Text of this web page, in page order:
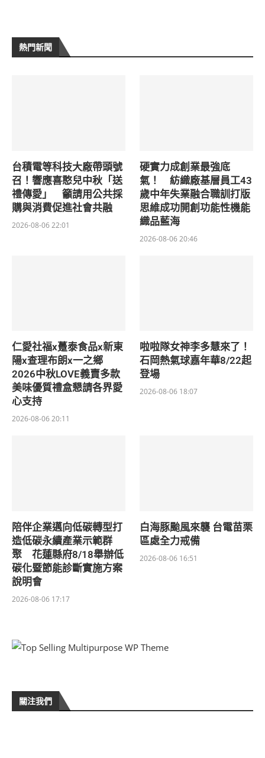
熱門新聞
台積電等科技大廠帶頭號
召！響應喜憨兒中秋「送
禮傳愛」 籲請用公共採
購與消費促進社會共融
2026-08-06 22:01
硬實力成創業最強底
氣！ 紡織廠基層員工43
歲中年失業融合職訓打版
思維成功開創功能性機能
織品藍海
2026-08-06 20:46
仁愛社福x躉泰食品x新東
陽x查理布朗x一之鄉
2026中秋LOVE義賣多款
美味優質禮盒懇請各界愛
心支持
2026-08-06 20:11
啦啦隊女神李多慧來了！
石岡熱氣球嘉年華8/22起
登場
2026-08-06 18:07
陪伴企業邁向低碳轉型打
造低碳永續產業示範群
聚 花蓮縣府8/18舉辦低
碳化暨節能診斷實施方案
說明會
2026-08-06 17:17
白海豚颱風來襲 台電苗栗
區處全力戒備
2026-08-06 16:51
關注我們